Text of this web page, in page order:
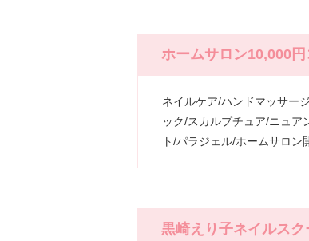
ホームサロン10,000
ネイルケア/ハンドマッサー
ック/スカルプチュア/ニュア
ト/パラジェル/ホームサロン
黒崎えり子ネイルス